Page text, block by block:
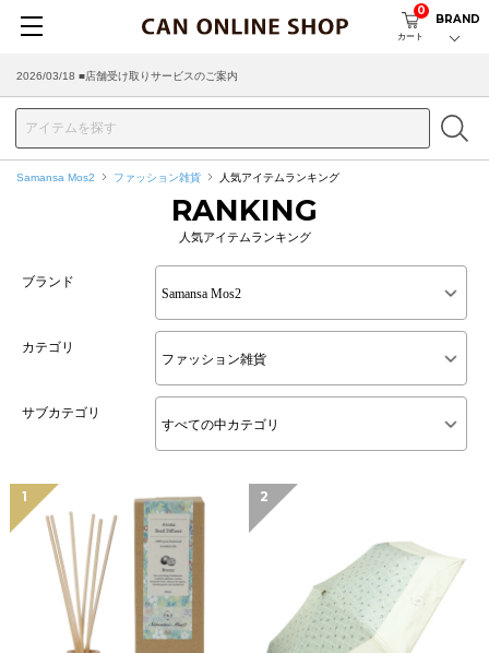
カート
0
BRAND
2026/03/18 ■店舗受け取りサービスのご案内
Samansa Mos2 ファッション雑貨 人気アイテムランキング
RANKING
人気アイテムランキング
ブランド
カテゴリ
サブカテゴリ
1 2